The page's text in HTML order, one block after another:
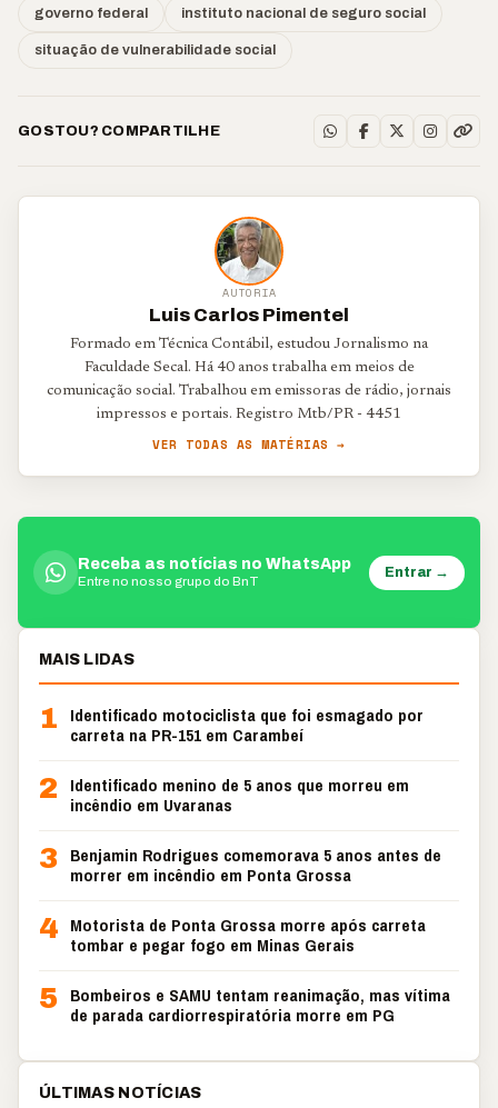
governo federal instituto nacional de seguro social
situação de vulnerabilidade social
GOSTOU? COMPARTILHE
AUTORIA
Luis Carlos Pimentel
Formado em Técnica Contábil, estudou Jornalismo na
Faculdade Secal. Há 40 anos trabalha em meios de
comunicação social. Trabalhou em emissoras de rádio, jornais
impressos e portais. Registro Mtb/PR - 4451
VER TODAS AS MATÉRIAS →
Receba as notícias no WhatsApp
Entre no nosso grupo do BnT
Entrar →
MAIS LIDAS
1
Identificado motociclista que foi esmagado por
carreta na PR-151 em Carambeí
2
Identificado menino de 5 anos que morreu em
incêndio em Uvaranas
3 Benjamin Rodrigues comemorava 5 anos antes de
morrer em incêndio em Ponta Grossa
4 Motorista de Ponta Grossa morre após carreta
tombar e pegar fogo em Minas Gerais
5 Bombeiros e SAMU tentam reanimação, mas vítima
de parada cardiorrespiratória morre em PG
ÚLTIMAS NOTÍCIAS